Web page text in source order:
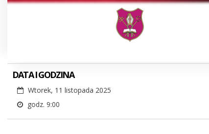
DATA I GODZINA
Wtorek, 11 listopada 2025
godz. 9:00